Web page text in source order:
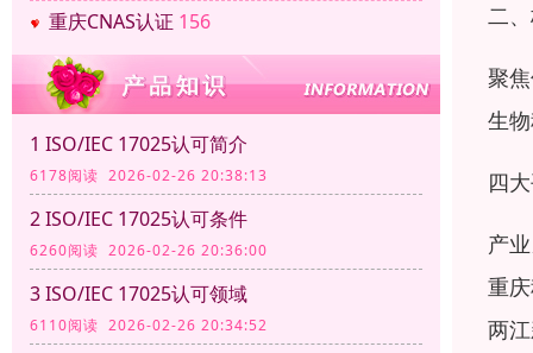
重庆CNAS认证 156
1 ISO/IEC 17025认可简介
6178阅读 2026-02-26 20:38:13
2 ISO/IEC 17025认可条件
6260阅读 2026-02-26 20:36:00
3 ISO/IEC 17025认可领域
6110阅读 2026-02-26 20:34:52
二
聚
生
四
产
重
两